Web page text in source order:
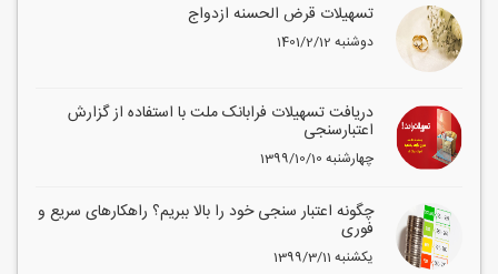
تسهیلات قرض الحسنه ازدواج
1401/2/12 دوشنبه
دریافت تسهیلات فرابانک ملت با استفاده از گزارش
اعتبارسنجی
1399/10/10 چهارشنبه
چگونه اعتبار سنجی خود را بالا ببریم؟ راهکارهای سریع و
فوری
1399/3/11 یکشنبه